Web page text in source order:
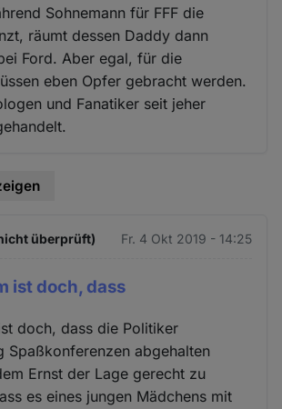
Sohnemann für FFF die
räumt dessen Daddy dann
Ford. Aber egal, für die
eben Opfer gebracht werden.
und Fanatiker seit jeher
überprüft) Fr. 4 Okt 2019 - 14:25
ist doch, dass
doch, dass die Politiker
Spaßkonferenzen abgehalten
Ernst der Lage gerecht zu
es eines jungen Mädchens mit